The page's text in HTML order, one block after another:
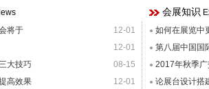
会展知识
12-01
将于
12-01
08-15
大技巧
12-01
高效果
如何在展览中
第八届中国国
2017年秋季
论展台设计搭